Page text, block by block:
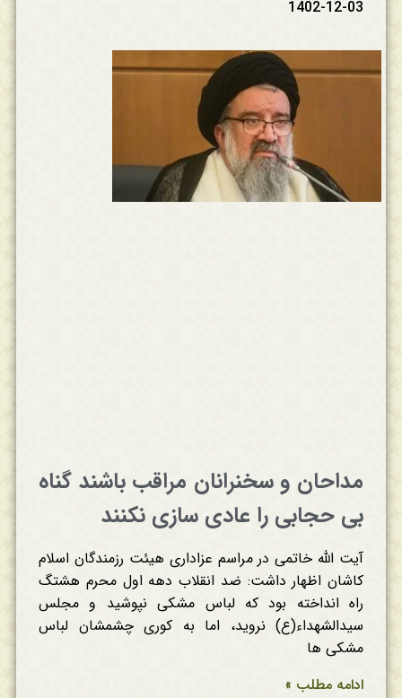
1402-12-03
مداحان و سخنرانان مراقب باشند گناه
بی حجابی را عادی سازی نکنند
آیت الله خاتمی در مراسم عزاداری هیئت رزمندگان اسلام
کاشان اظهار داشت: ضد انقلاب دهه اول محرم هشتگ
راه انداخته بود که لباس مشکی نپوشید و مجلس
سیدالشهداء(ع) نروید، اما به کوری چشمشان لباس
مشکی ها
ادامه مطلب »